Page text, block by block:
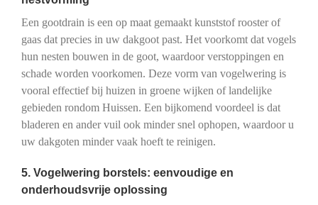
Een gootdrain is een op maat gemaakt kunststof rooster of
gaas dat precies in uw dakgoot past. Het voorkomt dat vogels
hun nesten bouwen in de goot, waardoor verstoppingen en
schade worden voorkomen. Deze vorm van vogelwering is
vooral effectief bij huizen in groene wijken of landelijke
gebieden rondom Huissen. Een bijkomend voordeel is dat
bladeren en ander vuil ook minder snel ophopen, waardoor u
uw dakgoten minder vaak hoeft te reinigen.
5. Vogelwering borstels: eenvoudige en
onderhoudsvrije oplossing